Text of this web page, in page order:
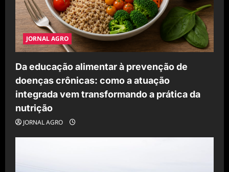
JORNAL AGRO
Da educação alimentar à prevenção de
doenças crônicas: como a atuação
integrada vem transformando a prática da
nutrição
JORNAL AGRO